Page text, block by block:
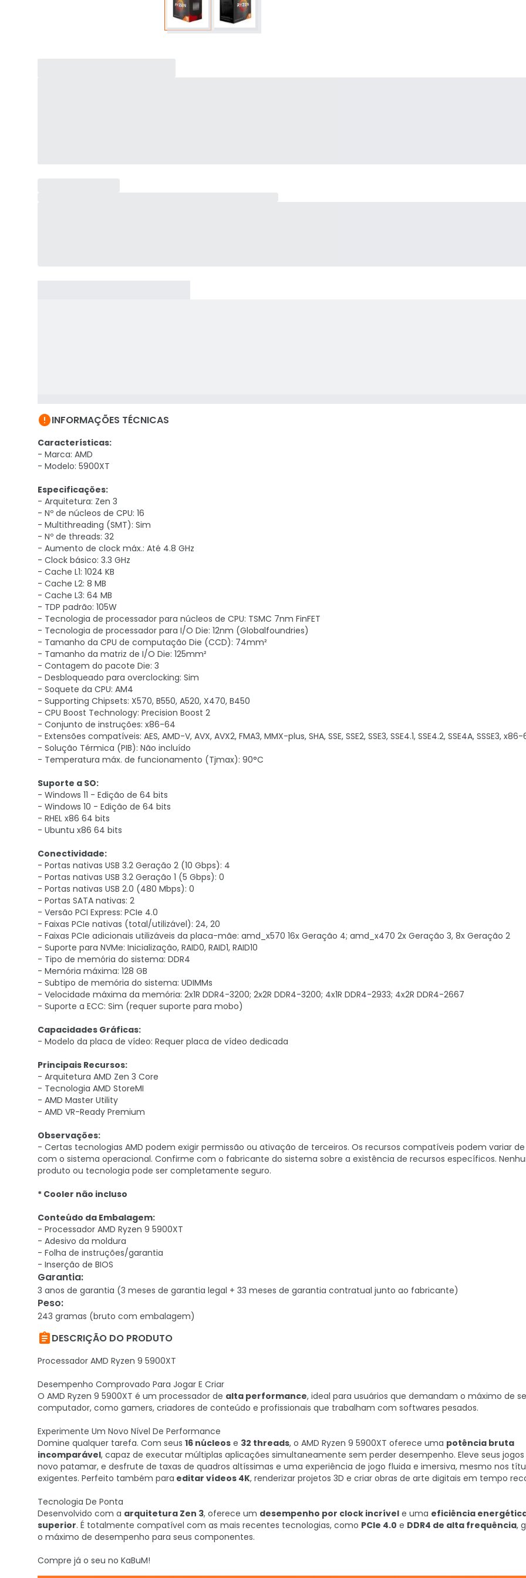
INFORMAÇÕES TÉCNICAS
Características:
- Marca: AMD
- Modelo: 5900XT
Especificações:
- Arquitetura: Zen 3
- Nº de núcleos de CPU: 16
- Multithreading (SMT): Sim
- Nº de threads: 32
- Aumento de clock máx.: Até 4.8 GHz
- Clock básico: 3.3 GHz
- Cache L1: 1024 KB
- Cache L2: 8 MB
- Cache L3: 64 MB
- TDP padrão: 105W
- Tecnologia de processador para núcleos de CPU: TSMC 7nm FinFET
- Tecnologia de processador para I/O Die: 12nm (Globalfoundries)
- Tamanho da CPU de computação Die (CCD): 74mm²
- Tamanho da matriz de I/O Die: 125mm²
- Contagem do pacote Die: 3
- Desbloqueado para overclocking: Sim
- Soquete da CPU: AM4
- Supporting Chipsets: X570, B550, A520, X470, B450
- CPU Boost Technology: Precision Boost 2
- Conjunto de instruções: x86-64
- Extensões compatíveis: AES, AMD-V, AVX, AVX2, FMA3, MMX-plus, SHA, SSE, SSE2, SSE3, SSE4.1, SSE4.2, SSE4A, SSSE3,
- Solução Térmica (PIB): Não incluído
- Temperatura máx. de funcionamento (Tjmax): 90°C
Suporte a SO:
- Windows 11 - Edição de 64 bits
- Windows 10 - Edição de 64 bits
- RHEL x86 64 bits
- Ubuntu x86 64 bits
Conectividade:
- Portas nativas USB 3.2 Geração 2 (10 Gbps): 4
- Portas nativas USB 3.2 Geração 1 (5 Gbps): 0
- Portas nativas USB 2.0 (480 Mbps): 0
- Portas SATA nativas: 2
- Versão PCI Express: PCIe 4.0
- Faixas PCIe nativas (total/utilizável): 24, 20
- Faixas PCIe adicionais utilizáveis da placa-mãe: amd_x570 16x Geração 4; amd_x470 2x Geração 3, 8x Geração 2
- Suporte para NVMe: Inicialização, RAID0, RAID1, RAID10
- Tipo de memória do sistema: DDR4
- Memória máxima: 128 GB
- Subtipo de memória do sistema: UDIMMs
- Velocidade máxima da memória: 2x1R DDR4-3200; 2x2R DDR4-3200; 4x1R DDR4-2933; 4x2R DDR4-2667
- Suporte a ECC: Sim (requer suporte para mobo)
Capacidades Gráficas:
- Modelo da placa de vídeo: Requer placa de vídeo dedicada
Principais Recursos:
- Arquitetura AMD Zen 3 Core
- Tecnologia AMD StoreMI
- AMD Master Utility
- AMD VR-Ready Premium
Observações:
- Certas tecnologias AMD podem exigir permissão ou ativação de terceiros. Os recursos compatíveis podem variar
com o sistema operacional. Confirme com o fabricante do sistema sobre a existência de recursos específicos.
produto ou tecnologia pode ser completamente seguro.
* Cooler não incluso
Conteúdo da Embalagem:
- Processador AMD Ryzen 9 5900XT
- Adesivo da moldura
- Folha de instruções/garantia
- Inserção de BIOS
Garantia:
3 anos de garantia (3 meses de garantia legal + 33 meses de garantia contratual junto ao fabricante)
Peso:
243 gramas (bruto com embalagem)
DESCRIÇÃO DO PRODUTO
Processador AMD Ryzen 9 5900XT
Desempenho Comprovado Para Jogar E Criar
O AMD Ryzen 9 5900XT é um processador de alta performance, ideal para usuários que demandam o máximo de
computador, como gamers, criadores de conteúdo e profissionais que trabalham com softwares pesados.
Experimente Um Novo Nível De Performance
Domine qualquer tarefa. Com seus 16 núcleos e 32 threads, o AMD Ryzen 9 5900XT oferece uma potência bruta
incomparável, capaz de executar múltiplas aplicações simultaneamente sem perder desempenho. Eleve seus
novo patamar, e desfrute de taxas de quadros altíssimas e uma experiência de jogo fluida e imersiva, mesmo nos
exigentes. Perfeito também para editar vídeos 4K, renderizar projetos 3D e criar obras de arte digitais em tempo
Tecnologia De Ponta
Desenvolvido com a arquitetura Zen 3, oferece um desempenho por clock incrível e uma eficiência
superior. É totalmente compatível com as mais recentes tecnologias, como PCIe 4.0 e DDR4 de alta frequência,
o máximo de desempenho para seus componentes.
Compre já o seu no KaBuM!